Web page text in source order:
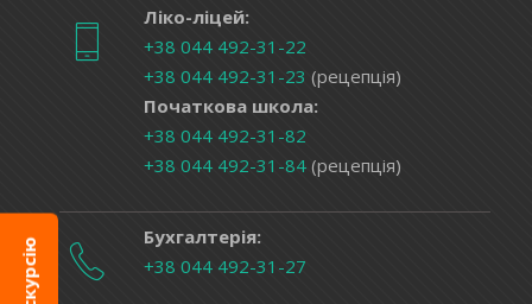
Ліко-ліцей:
+38 044 492-31-22
+38 044 492-31-23 (рецепція)
Початкова школа:
+38 044 492-31-82
+38 044 492-31-84 (рецепція)
Бухгалтерія:
+38 044 492-31-27